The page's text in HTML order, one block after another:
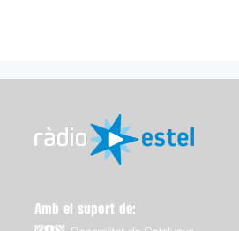
Amb el suport de: